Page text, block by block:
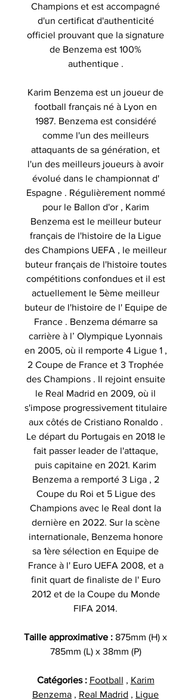
Champions et est accompagné
d'un certificat d'authenticité
officiel prouvant que la signature
de Benzema est 100%
authentique .
Karim Benzema est un joueur de
football français né à Lyon en
1987. Benzema est considéré
comme l'un des meilleurs
attaquants de sa génération, et
l'un des meilleurs joueurs à avoir
évolué dans le championnat d'
Espagne . Régulièrement nommé
pour le Ballon d'or , Karim
Benzema est le meilleur buteur
français de l'histoire de la Ligue
des Champions UEFA , le meilleur
buteur français de l'histoire toutes
compétitions confondues et il est
actuellement le 5ème meilleur
buteur de l'histoire de l' Equipe de
France . Benzema démarre sa
carrière à l’ Olympique Lyonnais
en 2005, où il remporte 4 Ligue 1 ,
2 Coupe de France et 3 Trophée
des Champions . Il rejoint ensuite
le Real Madrid en 2009, où il
s'impose progressivement titulaire
aux côtés de Cristiano Ronaldo .
Le départ du Portugais en 2018 le
fait passer leader de l'attaque,
puis capitaine en 2021. Karim
Benzema a remporté 3 Liga , 2
Coupe du Roi et 5 Ligue des
Champions avec le Real dont la
dernière en 2022. Sur la scène
internationale, Benzema honore
sa 1ère sélection en Equipe de
France à l' Euro UEFA 2008, et a
finit quart de finaliste de l' Euro
2012 et de la Coupe du Monde
FIFA 2014.
Taille approximative : 875mm (H) x
785mm (L) x 38mm (P)
Catégories : Football , Karim
Benzema , Real Madrid , Ligue